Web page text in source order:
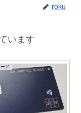
roku
います
ド